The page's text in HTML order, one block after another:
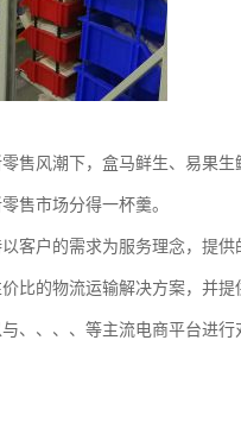
售风潮下，盒马鲜生、易果
售市场分得一杯羹。
客户的需求为服务理念，提
比的物流运输解决方案，并
、、、、等主流电商平台进